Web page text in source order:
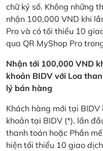
chữ ký số. Không những
nhận 100,000 VND khi
Pro và có tối thiểu 10
qua QR MyShop Pro
Nhận tới 100,000 VND
khoản BIDV với Loa
lý bán hàng
Khách hàng mới tại
khoản tại BIDV (*), lần
thanh toán hoặc Phần
hiện tối thiểu 10 giao